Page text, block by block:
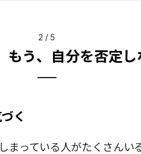
2/ 5
もう、自分を否定
く
まっている人がたくさんい